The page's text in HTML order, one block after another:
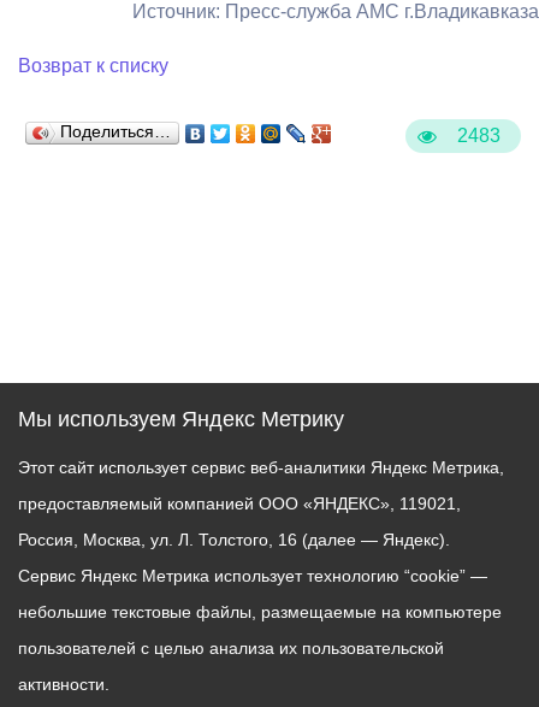
2483
Источник: Пресс-служба АМС г.Владикавказа
Возврат к списку
Поделиться…
Мы используем Яндекс Метрику
Этот сайт использует сервис веб-аналитики Яндекс Метрика,
предоставляемый компанией ООО «ЯНДЕКС», 119021,
Россия, Москва, ул. Л. Толстого, 16 (далее — Яндекс).
Сервис Яндекс Метрика использует технологию “cookie” —
небольшие текстовые файлы, размещаемые на компьютере
пользователей с целью анализа их пользовательской
активности.